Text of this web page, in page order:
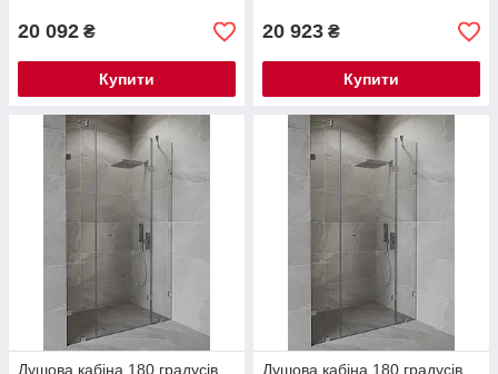
20 092 ₴
Купити
20 923 ₴
Купити
Душова кабіна 180 градусів
Душова кабіна 180 градусів